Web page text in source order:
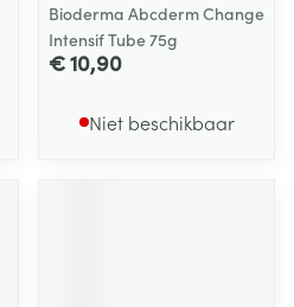
Bioderma Abcderm Change
Intensif Tube 75g
€ 10,90
Niet beschikbaar